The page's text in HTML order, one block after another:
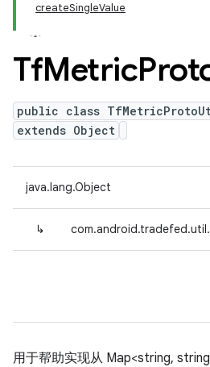
createSingleValue
TfMetric
public class
extends Object
java.lang.Object
↳
用于帮助实现从 Map<string,